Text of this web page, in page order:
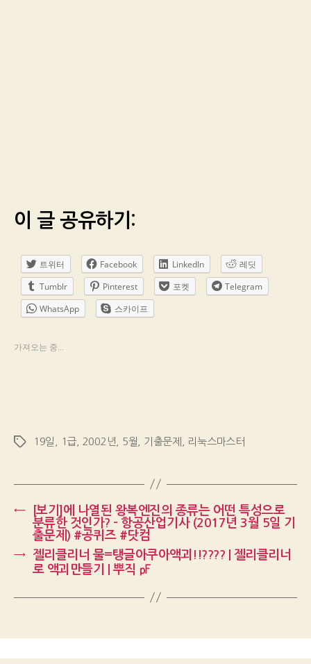
이 글 공유하기:
트위터 Facebook LinkedIn
레딧
Tumblr
Pinterest 포켓
Telegram
WhatsApp
스카이프
가져오는 중...
Tags 19일 1급 2002년 5월 기출문제 리눅스마스터
←
[보기]에 나열된 왕복엔진의 종류는 어떤 특성으로
분류한 것인가? – 항공산업기사 (2017년 3월 5일 기
출문제) #공퀴즈 #닷컴
→
젤리클리너 물=탱글아쿠아액괴!!???? | 젤리클리너
로 액괴만들기 | 뿌직 ㎊